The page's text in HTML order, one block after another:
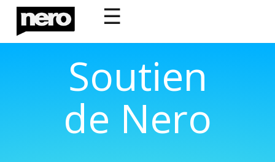
☰
Soutien
de Nero